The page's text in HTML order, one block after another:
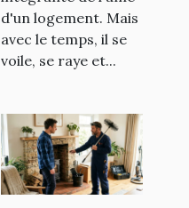
Sol !
d'un logement. Mais
avec le temps, il se
voile, se raye et...